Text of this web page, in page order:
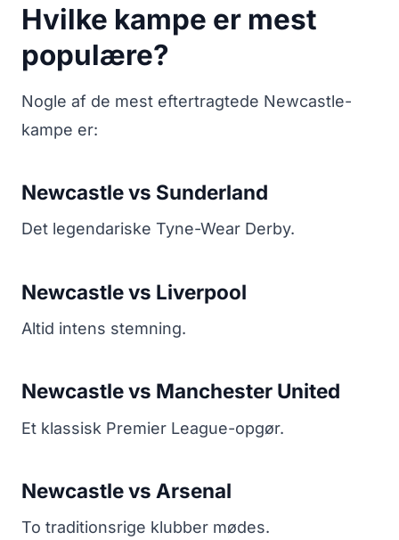
Hvilke kampe er mest
populære?
Nogle af de mest eftertragtede Newcastle-
kampe er:
Newcastle vs Sunderland
Det legendariske Tyne-Wear Derby.
Newcastle vs Liverpool
Altid intens stemning.
Newcastle vs Manchester United
Et klassisk Premier League-opgør.
Newcastle vs Arsenal
To traditionsrige klubber mødes.